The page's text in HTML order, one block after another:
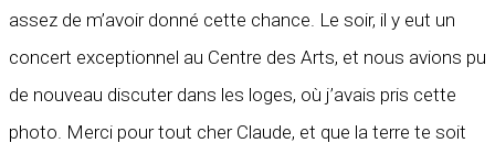
assez de m’avoir donné cette chance. Le soir, il y eut un
concert exceptionnel au Centre des Arts, et nous avions pu
de nouveau discuter dans les loges, où j’avais pris cette
photo. Merci pour tout cher Claude, et que la terre te soit